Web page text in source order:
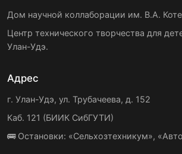
Дом научной коллаборации им. В.А.
Центр технического творчества для
Улан-Удэ.
Адрес
г. Улан-Удэ, ул. Трубачеева, д. 152
Каб. 121 (БИИК СибГУТИ)
🚌 Остановки: «Сельхозтехникум»,